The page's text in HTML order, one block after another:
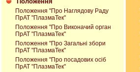
Положення "Про Наглядову Раду
ПрАТ "ПлазмаТек"
Положення "Про Виконачий орган
ПрАТ "ПлазмаТек"
Положення "Про Загальні збори
ПрАТ "ПлазмаТек"
Положення "Про посадових осіб
ПрАТ "ПлазмаТек"